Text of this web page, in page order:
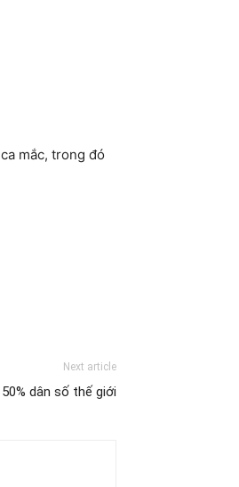
mắc, trong đó
Next article
dân số thế giới